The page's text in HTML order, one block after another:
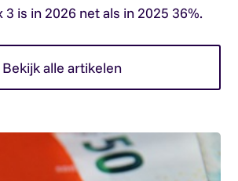
is in 2026 net als in 2025 36%.
Bekijk alle artikelen